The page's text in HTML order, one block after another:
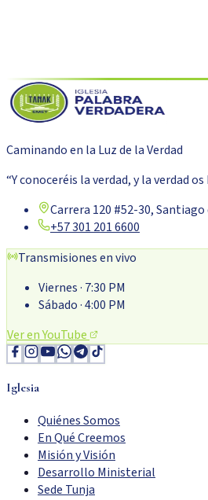
Caminando en la Luz de la Verdad
“Y conoceréis la verdad, y la verdad
Carrera 120 #52-30, Santiago
+57 301 201 6600
Transmisiones en vivo
Viernes· 7:30 PM
Sábado· 4:00 PM
Ver en YouTube
Iglesia
Quiénes Somos
En Qué Creemos
Misión y Visión
Desarrollo Ministerial
Sede Tunja